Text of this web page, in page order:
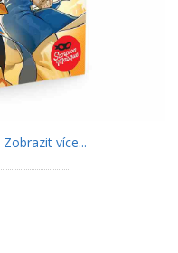
Zobrazit více...